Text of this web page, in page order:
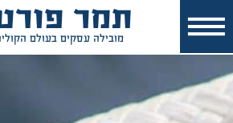
תמר
מובילה עסקים בעולם